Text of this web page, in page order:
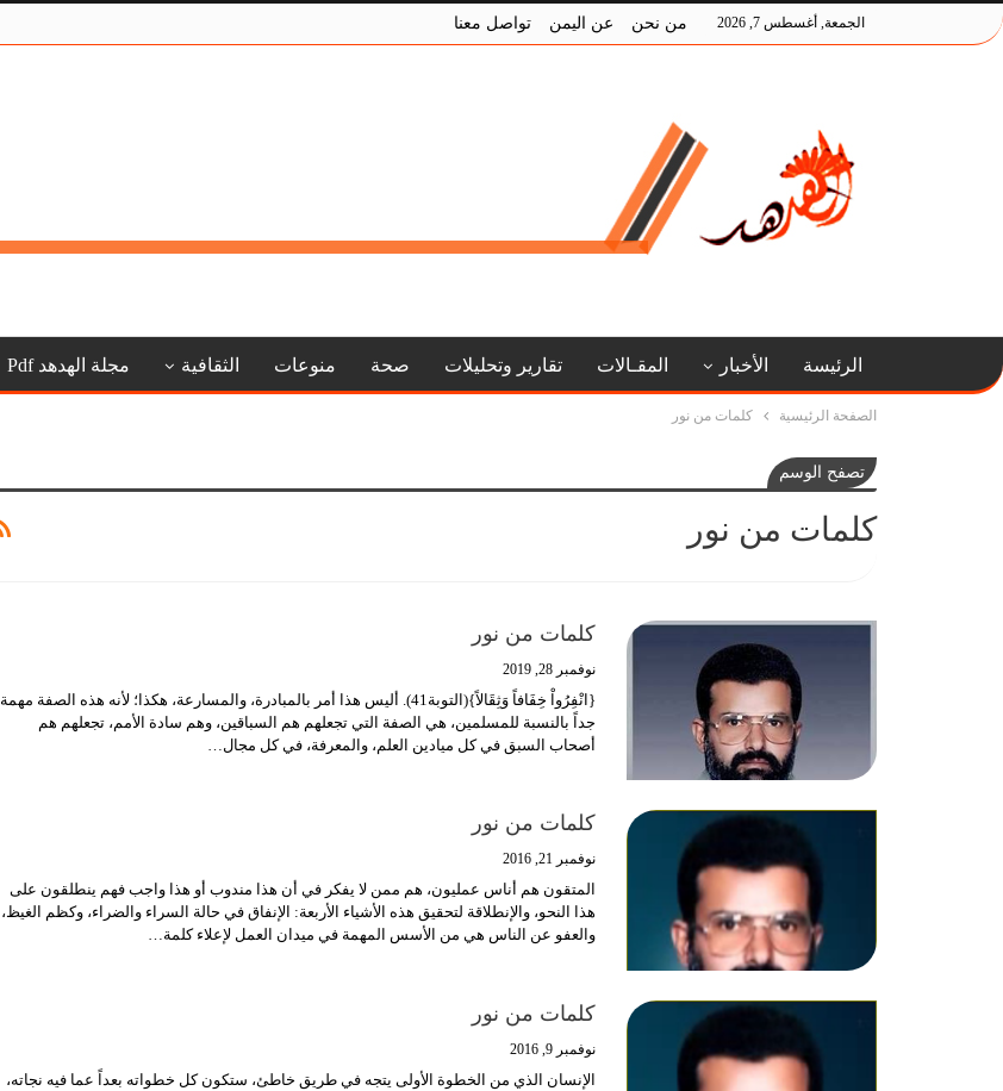
الجمعة, أغسطس 7, 2026 من نحن عن اليمن تواصل معنا
الرئيسة الأخبار المقـالات تقارير وتحليلات صحة منوعات الثقافية مجلة الهدهد Pdf
الصفحة الرئيسية كلمات من نور
تصفح الوسم
كلمات من نور
كلمات من نور
نوفمبر 28, 2019
{انْفِرُواْ خِفَافاً وَثِقَالاً}(التوبة41). أليس هذا أمر بالمبادرة، والمسارعة، هكذا؛ لأنه هذه الصفة مهمة
جداً بالنسبة للمسلمين، هي الصفة التي تجعلهم هم السباقين، وهم سادة الأمم، تجعلهم هم
أصحاب السبق في كل ميادين العلم، والمعرفة، في كل مجال…
كلمات من نور
نوفمبر 21, 2016
المتقون هم أناس عمليون، هم ممن لا يفكر في أن هذا مندوب أو هذا واجب فهم ينطلقون على
هذا النحو، والإنطلاقة لتحقيق هذه الأشياء الأربعة: الإنفاق في حالة السراء والضراء، وكظم الغيظ،
والعفو عن الناس هي من الأسس المهمة في ميدان العمل لإعلاء كلمة…
كلمات من نور
نوفمبر 9, 2016
الإنسان الذي من الخطوة الأولى يتجه في طريق خاطئ، ستكون كل خطواته بعداً عما فيه نجاته،